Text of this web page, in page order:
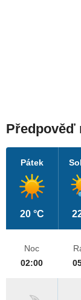
Předpověď
Pátek
20 °C
Noc
02:00